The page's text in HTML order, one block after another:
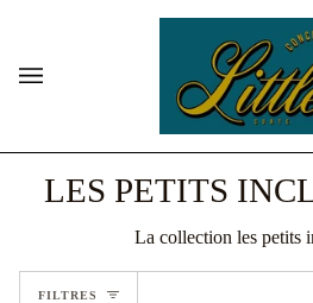
LES PETITS
La collection les petits
FILTRES